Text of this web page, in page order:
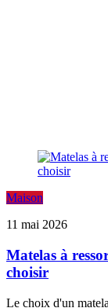
Maison
11 mai 2026
Matelas à
choisir
Le choix d'un